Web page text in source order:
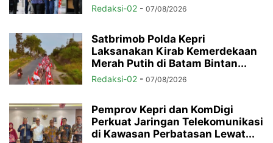
Redaksi-02 - 07/08/2026
Satbrimob Polda Kepri
Laksanakan Kirab Kemerdekaan
Merah Putih di Batam Bintan...
Redaksi-02 - 07/08/2026
Pemprov Kepri dan KomDigi
Perkuat Jaringan Telekomunikasi
di Kawasan Perbatasan Lewat...